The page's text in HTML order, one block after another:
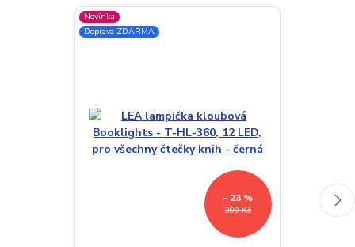
Novinka
Doprava ZDARMA
399 Kč
- 23 %